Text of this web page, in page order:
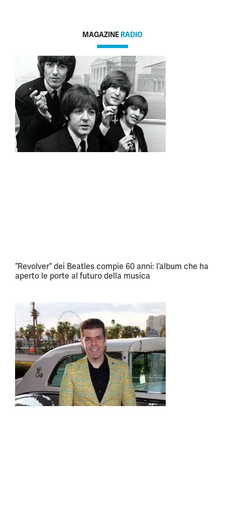
MAGAZINE RADIO
“Revolver” dei Beatles compie 60 anni: l’album che ha
aperto le porte al futuro della musica